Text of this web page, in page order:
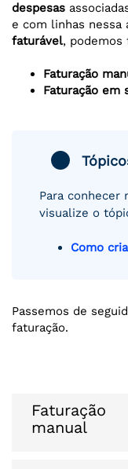
despesas
e com linhas nessa
faturável, podemos
Faturação
Faturação em
Para conhecer
visualize o
Como
Passemos de
faturação.
Faturação
manual